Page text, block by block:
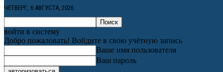
ЧЕТВЕРГ, 6 АВГУСТА, 2026
войти в систему
Добро пожаловать! Войдите в свою учётную запись
Ваше имя пользователя
Ваш пароль